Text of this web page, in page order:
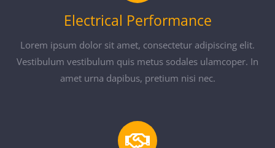
Electrical Performance
Lorem ipsum dolor sit amet, consectetur adipiscing elit.
Vestibulum vestibulum quis metus sodales ulamcoper. In
amet urna dapibus, pretium nisi nec.